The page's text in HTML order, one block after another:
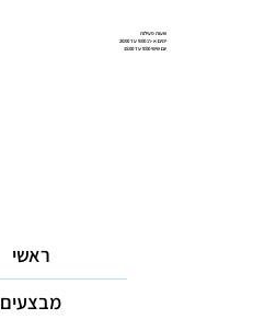
שעות פעילות
ימים א-ה: 9:00 עד 20:00
יום שישי 9:00 עד 15:00
ראשי
מבצעים